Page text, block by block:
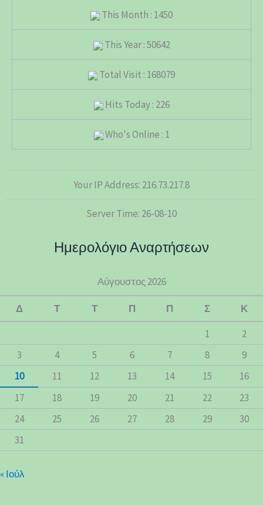
This Month : 1450
This Year : 50642
Total Visit : 168079
Hits Today : 226
Who's Online : 1
Your IP Address: 216.73.217.8
Server Time: 26-08-10
Ημερολόγιο Αναρτήσεων
Αύγουστος 2026
Δ Τ Τ Π Π Σ
Κ
1
2
3
4 5 6 7 8
9
10
11 12 13 14 15
16
17
18 19 20 21 22
23
24
25 26 27 28 29
30
31
« Ιούλ